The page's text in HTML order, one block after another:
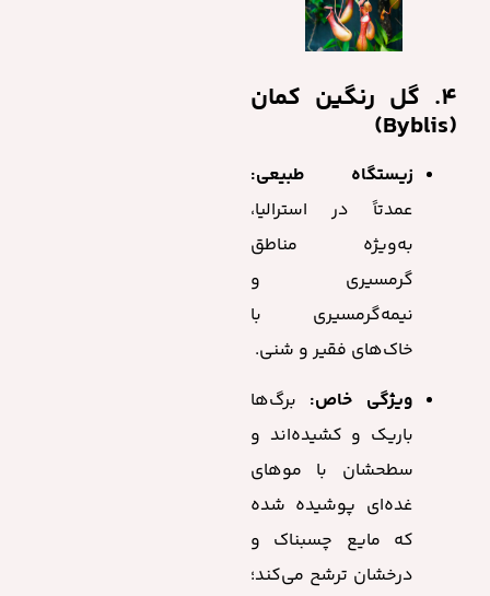
4. گل رنگین کمان
(Byblis)
زیستگاه طبیعی:
عمدتاً در استرالیا،
به‌ویژه مناطق
گرمسیری و
نیمه‌گرمسیری با
خاک‌های فقیر و شنی.
ویژگی خاص: برگ‌ها
باریک و کشیده‌اند و
سطحشان با موهای
غده‌ای پوشیده شده
که مایع چسبناک و
درخشان ترشح می‌کند؛